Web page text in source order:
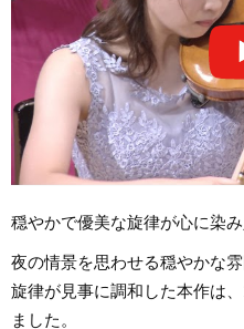
穏やかで優美な旋律が心に染
夜の情景を思わせる穏やかな
旋律が見事に調和した本作は
ました。